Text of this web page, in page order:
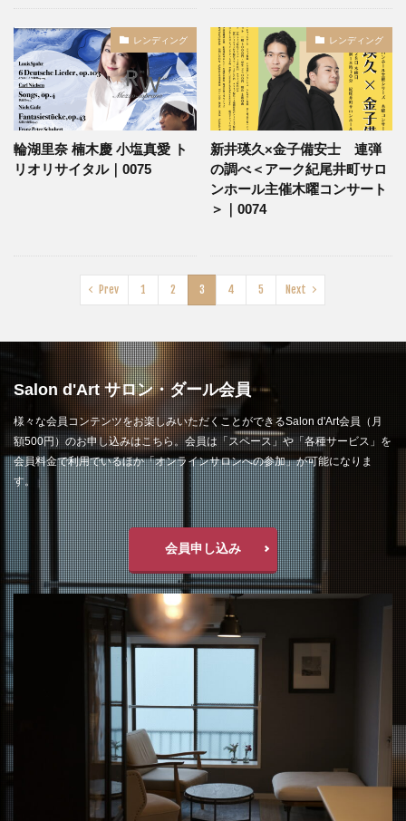
レンディング
輪湖里奈 楠木慶 小塩真愛 ト
リオリサイタル｜0075
レンディング
新井瑛久×金子備安士 連弾
の調べ＜アーク紀尾井町サロ
ンホール主催木曜コンサート
＞｜0074
Prev 1 2 3 4 5 Next
Salon d'Art サロン・ダール会員
様々な会員コンテンツをお楽しみいただくことができるSalon d'Art会員（月
額500円）のお申し込みはこちら。会員は「スペース」や「各種サービス」を
会員料金で利用でいるほか「オンラインサロンへの参加」が可能になりま
す。
会員申し込み